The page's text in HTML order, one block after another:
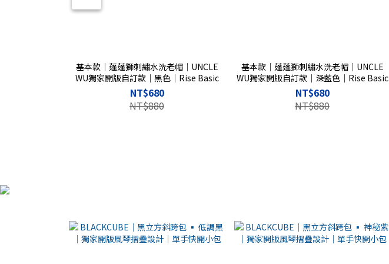
基本款｜蓬蓬獅刺繡水洗老帽｜UNCLE
WU獨家開版自訂款｜黑色｜Rise Basic
NT$680
NT$880
基本款｜蓬蓬獅刺繡水洗老帽｜UNCLE
WU獨家開版自訂款｜深藍色｜Rise Basic
NT$680
NT$880